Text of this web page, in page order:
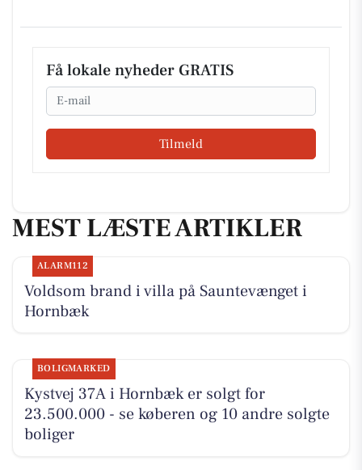
Få lokale nyheder GRATIS
Email
Tilmeld
MEST LÆSTE ARTIKLER
ALARM112
Voldsom brand i villa på Sauntevænget i
Hornbæk
BOLIGMARKED
Kystvej 37A i Hornbæk er solgt for
23.500.000 - se køberen og 10 andre solgte
boliger